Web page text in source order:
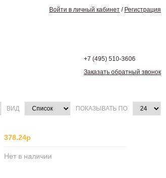
Войти в личный кабинет / Регистрация
+7 (495) 510-3606
Заказать обратный звонок
ВИД ПОКАЗЫВАТЬ ПО
378.24р
Нет в наличии